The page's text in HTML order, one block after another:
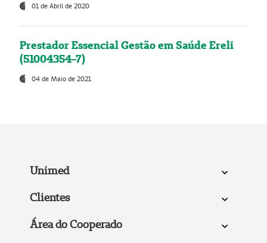
01 de Abril de 2020
Prestador Essencial Gestão em Saúde Ereli
(51004354-7)
04 de Maio de 2021
Unimed
Clientes
Área do Cooperado